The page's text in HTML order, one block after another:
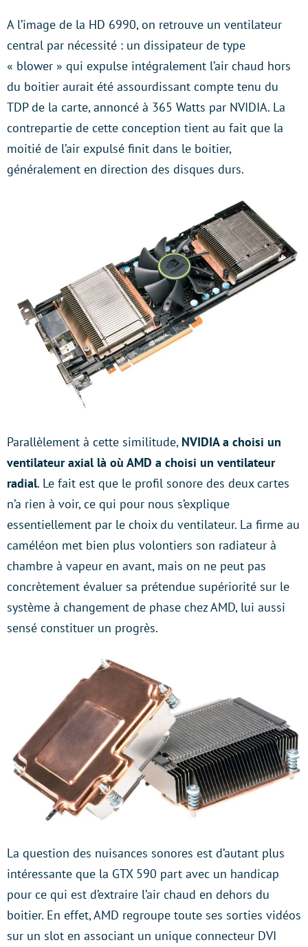
A l’image de la HD 6990, on retrouve un ventilateur
central par nécessité : un dissipateur de type
« blower » qui expulse intégralement l’air chaud hors
du boitier aurait été assourdissant compte tenu du
TDP de la carte, annoncé à 365 Watts par NVIDIA. La
contrepartie de cette conception tient au fait que la
moitié de l’air expulsé finit dans le boitier,
généralement en direction des disques durs.
Parallèlement à cette similitude, NVIDIA a choisi un
ventilateur axial là où AMD a choisi un ventilateur
radial. Le fait est que le profil sonore des deux cartes
n’a rien à voir, ce qui pour nous s’explique
essentiellement par le choix du ventilateur. La firme au
caméléon met bien plus volontiers son radiateur à
chambre à vapeur en avant, mais on ne peut pas
concrètement évaluer sa prétendue supériorité sur le
système à changement de phase chez AMD, lui aussi
sensé constituer un progrès.
La question des nuisances sonores est d’autant plus
intéressante que la GTX 590 part avec un handicap
pour ce qui est d’extraire l’air chaud en dehors du
boitier. En effet, AMD regroupe toute ses sorties vidéos
sur un slot en associant un unique connecteur DVI